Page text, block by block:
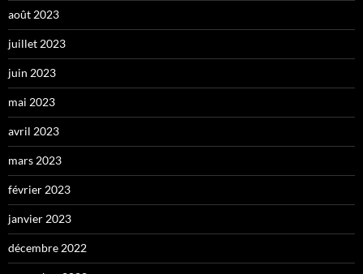
août 2023
juillet 2023
juin 2023
mai 2023
avril 2023
mars 2023
février 2023
janvier 2023
décembre 2022